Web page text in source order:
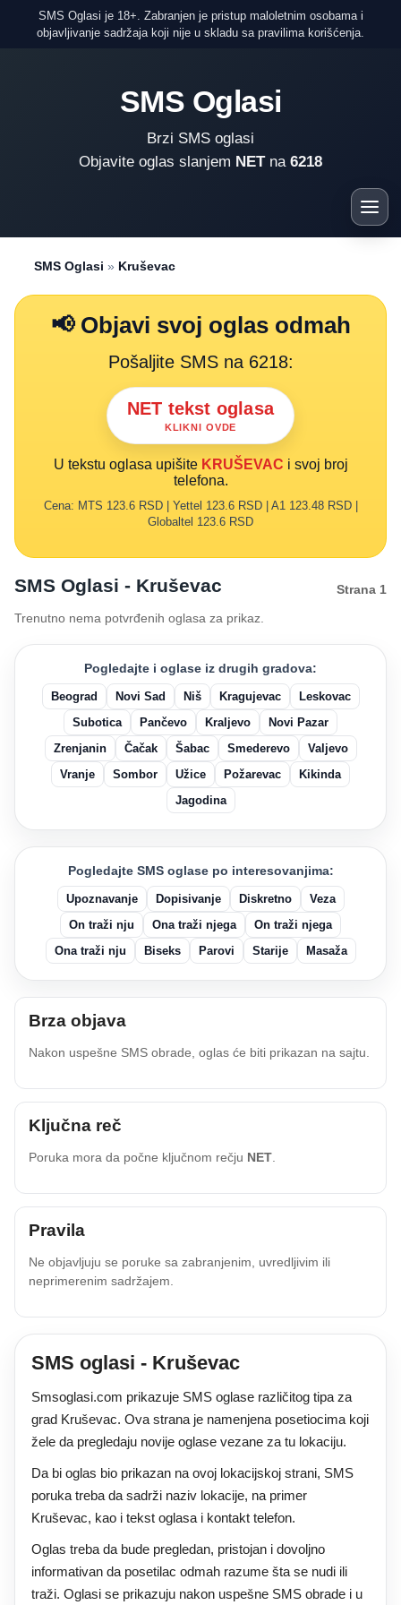
SMS Oglasi je 18+. Zabranjen je pristup maloletnim osobama i
objavljivanje sadržaja koji nije u skladu sa pravilima korišćenja.
SMS Oglasi
Brzi SMS oglasi
Objavite oglas slanjem NETna 6218
SMS Oglasi » Kruševac
📢 Objavi svoj oglas odmah
Pošaljite SMS na 6218:
NET tekst oglasa
KLIKNI OVDE
U tekstu oglasa upišite KRUŠEVAC i svoj broj
telefona.
Cena: MTS 123.6 RSD | Yettel 123.6 RSD | A1 123.48 RSD |
Globaltel 123.6 RSD
SMS Oglasi - Kruševac
Strana 1
Trenutno nema potvrđenih oglasa za prikaz.
Pogledajte i oglase iz drugih gradova:
Beograd Novi Sad Niš Kragujevac
Leskovac
Subotica
Pančevo Kraljevo
Novi Pazar
Zrenjanin
Čačak Šabac Smederevo
Valjevo
Vranje
Sombor Užice Požarevac
Kikinda
Jagodina
Pogledajte SMS oglase po interesovanjima:
Upoznavanje Dopisivanje Diskretno
Veza
On traži nju
Ona traži njega
On traži njega
Ona traži nju
Biseks Parovi Starije Masaža
Brza objava
Nakon uspešne SMS obrade, oglas će biti prikazan na sajtu.
Ključna reč
Poruka mora da počne ključnom rečju NET
Pravila
Ne objavljuju se poruke sa zabranjenim, uvredljivim ili
neprimerenim sadržajem.
SMS oglasi - Kruševac
Smsoglasi.com prikazuje SMS oglase različitog tipa za
grad Kruševac. Ova strana je namenjena posetiocima koji
žele da pregledaju novije oglase vezane za tu lokaciju.
Da bi oglas bio prikazan na ovoj lokacijskoj strani, SMS
poruka treba da sadrži naziv lokacije, na primer
Kruševac, kao i tekst oglasa i kontakt telefon.
Oglas treba da bude pregledan, pristojan i dovoljno
informativan da posetilac odmah razume šta se nudi ili
traži. Oglasi se prikazuju nakon uspešne SMS obrade i u